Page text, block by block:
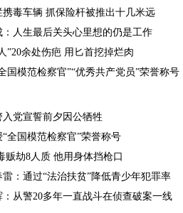
毒车辆 抓保险杆被推出十几米远
人生最后关头心里想的仍是工作
”20余处伤疤 用匕首挖掉烂肉
国模范检察官”“优秀共产党员”荣誉称号
党宣誓前夕因公牺牲
全国模范检察官”荣誉称号
贩劫8人质 他用身体挡枪口
：通过“法治扶贫”降低青少年犯罪率
从警20多年一直战斗在侦查破案一线